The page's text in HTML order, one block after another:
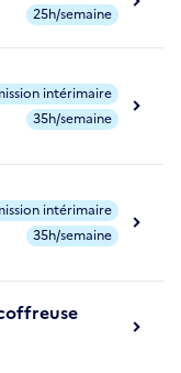
25h/semaine
intérimaire
35h/semaine
intérimaire
35h/semaine